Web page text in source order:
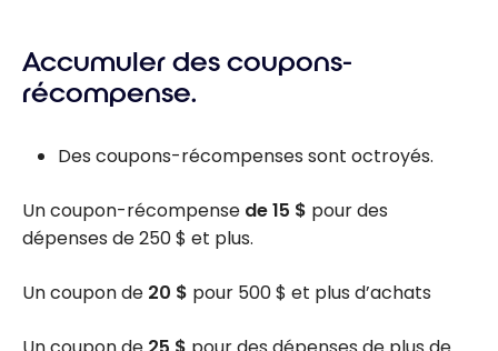
Accumuler des coupons-
récompense.
Des coupons-récompenses sont octroyés.
Un coupon-récompense de 15 $ pour des
dépenses de 250 $ et plus.
Un coupon de 20 $ pour 500 $ et plus d’achats